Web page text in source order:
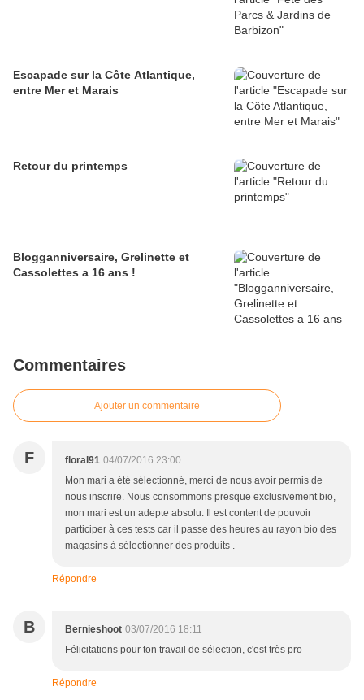
Escapade sur la Côte Atlantique,
entre Mer et Marais
Retour du printemps
Blogganniversaire, Grelinette et
Cassolettes a 16 ans !
Commentaires
Ajouter un commentaire
F floral91 04/07/2016 23:00
Mon mari a été sélectionné, merci de nous avoir permis de
nous inscrire. Nous consommons presque exclusivement bio,
mon mari est un adepte absolu. Il est content de pouvoir
participer à ces tests car il passe des heures au rayon bio des
magasins à sélectionner des produits .
Répondre
B Bernieshoot 03/07/2016 18:11
Félicitations pour ton travail de sélection, c'est très pro
Répondre